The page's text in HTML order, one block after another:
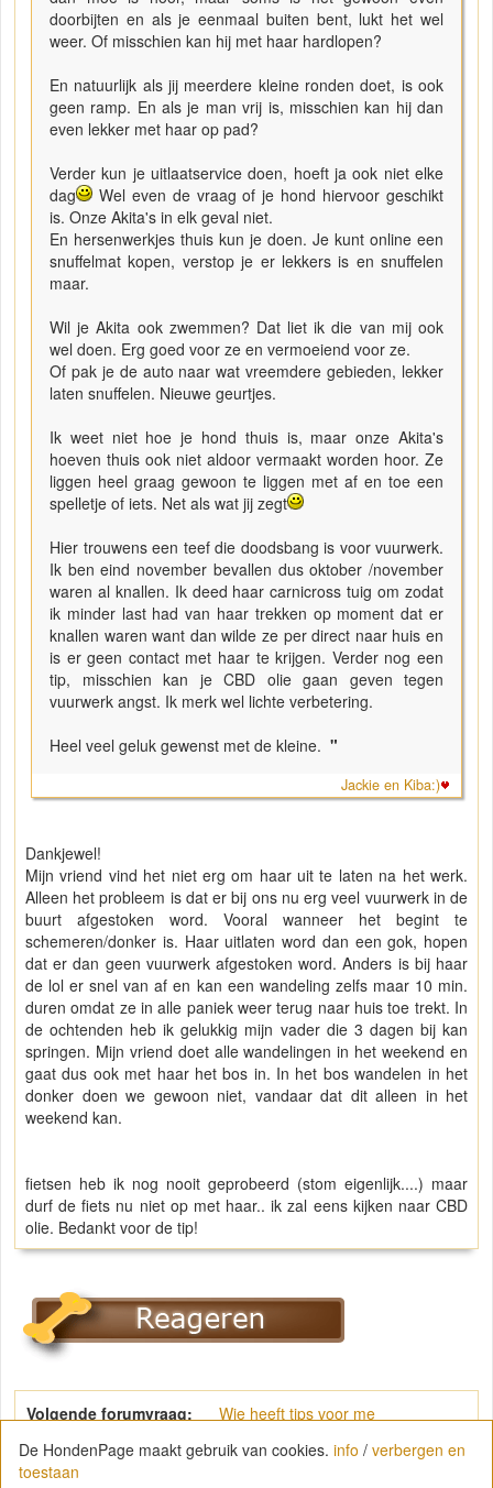
doorbijten en als je eenmaal buiten bent, lukt het wel
weer. Of misschien kan hij met haar hardlopen?
En natuurlijk als jij meerdere kleine ronden doet, is ook
geen ramp. En als je man vrij is, misschien kan hij dan
even lekker met haar op pad?
Verder kun je uitlaatservice doen, hoeft ja ook niet elke
dag
Wel even de vraag of je hond hiervoor geschikt
is. Onze Akita's in elk geval niet.
En hersenwerkjes thuis kun je doen. Je kunt online een
snuffelmat kopen, verstop je er lekkers is en snuffelen
maar.
Wil je Akita ook zwemmen? Dat liet ik die van mij ook
wel doen. Erg goed voor ze en vermoeiend voor ze.
Of pak je de auto naar wat vreemdere gebieden, lekker
laten snuffelen. Nieuwe geurtjes.
Ik weet niet hoe je hond thuis is, maar onze Akita's
hoeven thuis ook niet aldoor vermaakt worden hoor. Ze
liggen heel graag gewoon te liggen met af en toe een
spelletje of iets. Net als wat jij zegt
Hier trouwens een teef die doodsbang is voor vuurwerk.
Ik ben eind november bevallen dus oktober /november
waren al knallen. Ik deed haar carnicross tuig om zodat
ik minder last had van haar trekken op moment dat er
knallen waren want dan wilde ze per direct naar huis en
is er geen contact met haar te krijgen. Verder nog een
tip, misschien kan je CBD olie gaan geven tegen
vuurwerk angst. Ik merk wel lichte verbetering.
Heel veel geluk gewenst met de kleine. "
Jackie en Kiba:)
Dankjewel!
Mijn vriend vind het niet erg om haar uit te laten na het werk.
Alleen het probleem is dat er bij ons nu erg veel vuurwerk in de
buurt afgestoken word. Vooral wanneer het begint te
schemeren/donker is. Haar uitlaten word dan een gok, hopen
dat er dan geen vuurwerk afgestoken word. Anders is bij haar
de lol er snel van af en kan een wandeling zelfs maar 10 min.
duren omdat ze in alle paniek weer terug naar huis toe trekt. In
de ochtenden heb ik gelukkig mijn vader die 3 dagen bij kan
springen. Mijn vriend doet alle wandelingen in het weekend en
gaat dus ook met haar het bos in. In het bos wandelen in het
donker doen we gewoon niet, vandaar dat dit alleen in het
weekend kan.
fietsen heb ik nog nooit geprobeerd (stom eigenlijk....) maar
durf de fiets nu niet op met haar.. ik zal eens kijken naar CBD
olie. Bedankt voor de tip!
Volgende forumvraag:
Wie heeft tips voor me
De HondenPage maakt gebruik van cookies. info / verbergen en
toestaan